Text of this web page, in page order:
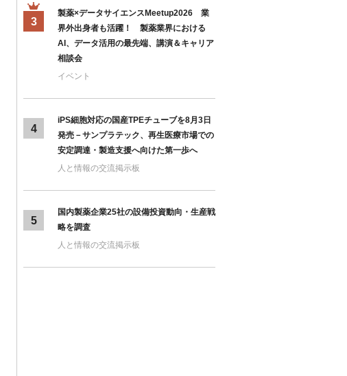
3
製薬×データサイエンスMeetup2026 業
界外出身者も活躍！ 製薬業界における
AI、データ活用の最先端、講演＆キャリア
相談会
イベント
4
iPS細胞対応の国産TPEチューブを8月3日
発売－サンプラテック、再生医療市場での
安定調達・製造支援へ向けた第一歩へ
人と情報の交流掲示板
5
国内製薬企業25社の設備投資動向・生産戦
略を調査
人と情報の交流掲示板